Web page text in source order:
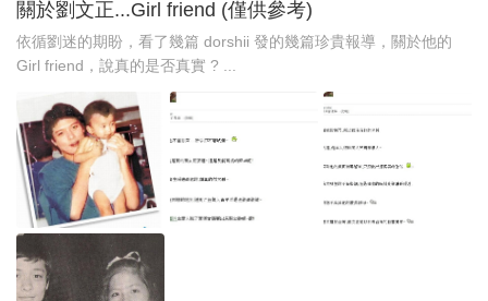
關於劉文正...Girl friend (僅供參考)
依循劉迷的期盼，看了幾篇 dorshii 發的幾篇珍貴報導，關於他的
Girl friend，說真的是否真實 ? ...